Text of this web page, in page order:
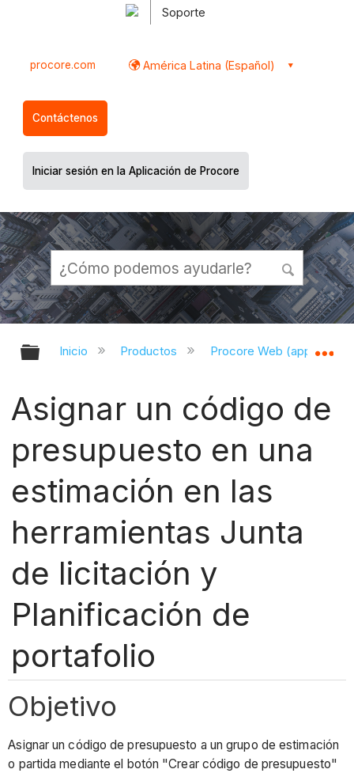
Soporte
procore.com América Latina (Español)
Contáctenos
Iniciar sesión en la Aplicación de Procore
Expandir/contraer jerarquía global
Inicio Productos Procore Web
Asignar un código de
presupuesto en una
estimación en las
herramientas Junta
de licitación y
Planificación de
portafolio
Objetivo
Asignar un código de presupuesto a un grupo de estimación
o partida mediante el botón "Crear código de presupuesto"